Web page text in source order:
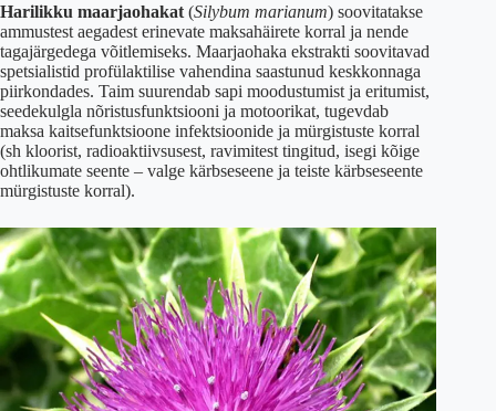
Harilikku maarjaohakat (Silybum marianum) soovitatakse
ammustest aegadest erinevate maksahäirete korral ja nende
tagajärgedega võitlemiseks. Maarjaohaka ekstrakti soovitavad
spetsialistid profülaktilise vahendina saastunud keskkonnaga
piirkondades. Taim suurendab sapi moodustumist ja eritumist,
seedekulgla nõristusfunktsiooni ja motoorikat, tugevdab
maksa kaitsefunktsioone infektsioonide ja mürgistuste korral
(sh kloorist, radioaktiivsusest, ravimitest tingitud, isegi kõige
ohtlikumate seente – valge kärbseseene ja teiste kärbseseente
mürgistuste korral).